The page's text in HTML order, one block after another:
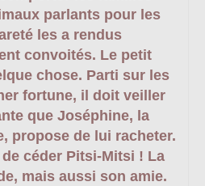
parlants pour les
les a rendus
convoités. Le petit
chose. Parti sur les
fortune, il doit veiller
que Joséphine, la
propose de lui racheter.
céder Pitsi-Mitsi ! La
mais aussi son amie.